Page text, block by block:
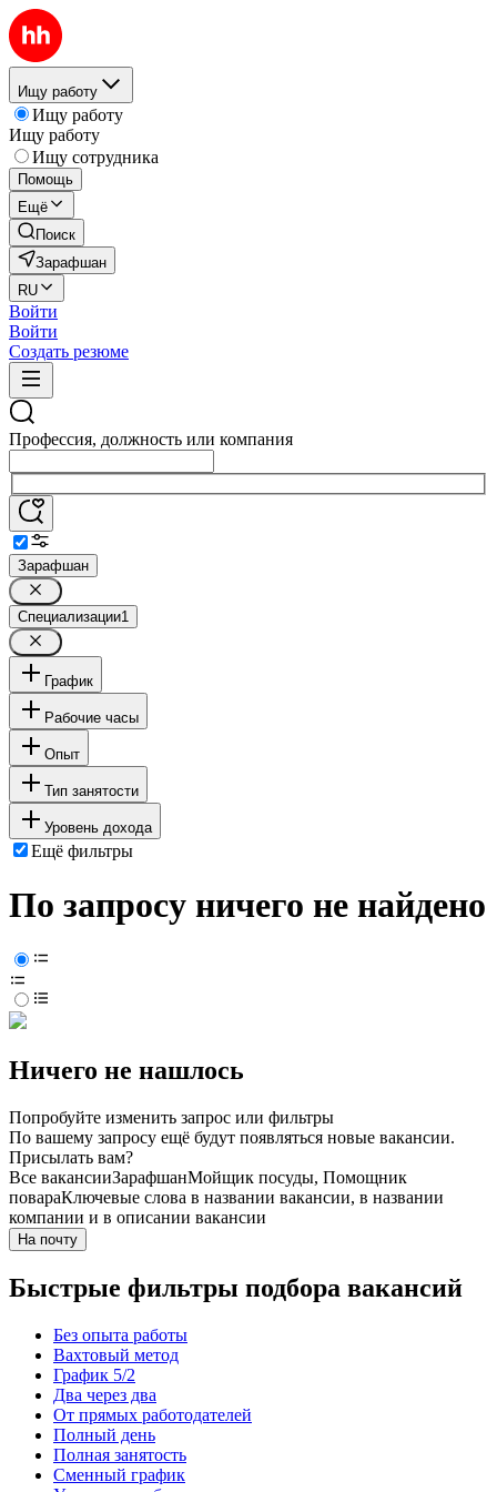
Ищу работу
Ищу работу
Ищу работу
Ищу сотрудника
Помощь
Ещё
Поиск
Зарафшан
RU
Войти
Войти
Создать резюме
Профессия, должность или компания
Зарафшан
Специализации1
График
Рабочие часы
Опыт
Тип занятости
Уровень дохода
Ещё фильтры
По запросу ничего не найдено
Ничего не нашлось
Попробуйте изменить запрос или фильтры
По вашему запросу ещё будут появляться новые вакансии.
Присылать вам?
Все вакансииЗарафшанМойщик посуды, Помощник
повараКлючевые слова в названии вакансии, в названии
компании и в описании вакансии
На почту
Быстрые фильтры подбора вакансий
Без опыта работы
Вахтовый метод
График 5/2
Два через два
От прямых работодателей
Полный день
Полная занятость
Сменный график